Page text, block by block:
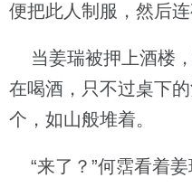
便把此人制服，然后连
当姜瑞被押上酒楼
在喝酒，只不过桌下
个，如山般堆着。
“来了？”何霑看着姜